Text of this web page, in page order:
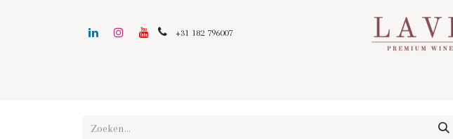
+31 182 796007